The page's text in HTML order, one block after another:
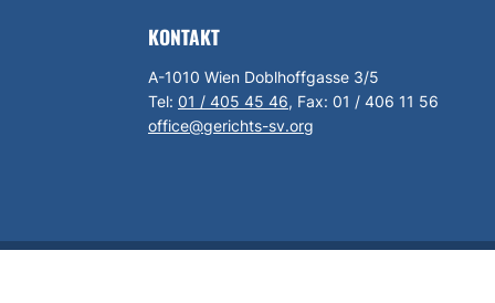
KONTAKT
A-1010 Wien Doblhoffgasse 3/5
Tel: 01 / 405 45 46, Fax: 01 / 406 11 56
office@gerichts-sv.org